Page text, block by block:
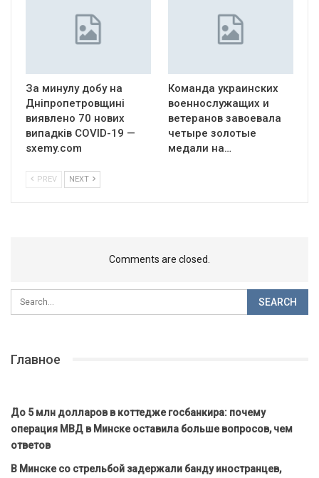
За минулу добу на
Дніпропетровщині
виявлено 70 нових
випадків COVID-19 —
sxemy.com
Команда украинских
военнослужащих и
ветеранов завоевала
четыре золотые
медали на…
PREV NEXT
Comments are closed.
Главное
До 5 млн долларов в коттедже госбанкира: почему
операция МВД в Минске оставила больше вопросов, чем
ответов
В Минске со стрельбой задержали банду иностранцев,